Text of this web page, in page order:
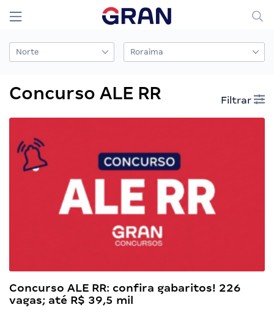
Concurso ALE RR Filtrar
Concurso ALE RR: confira gabaritos! 226
vagas; até R$ 39,5 mil